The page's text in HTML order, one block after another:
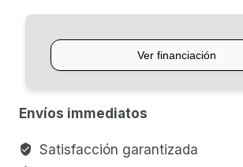
SUB
RAY5
cantidad
Envíos immediatos
Satisfacción garantizada